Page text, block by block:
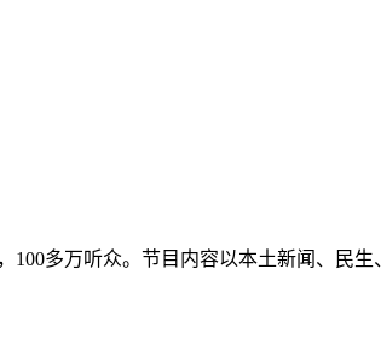
多万听众。节目内容以本土新闻、民